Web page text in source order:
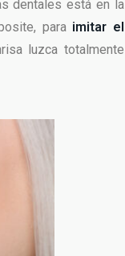
dentales está en la
para imitar el
luzca totalmente